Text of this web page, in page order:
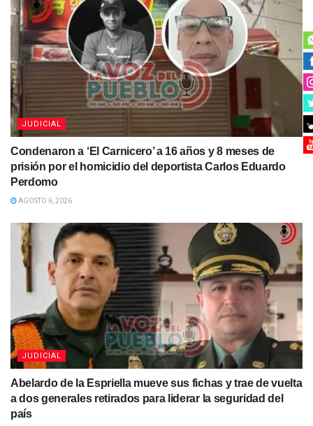
JUDICIAL
Condenaron a ‘El Carnicero’ a 16 años y 8 meses de
prisión por el homicidio del deportista Carlos Eduardo
Perdomo
AGOSTO 6, 2026
JUDICIAL
Abelardo de la Espriella mueve sus fichas y trae de vuelta
a dos generales retirados para liderar la seguridad del
país